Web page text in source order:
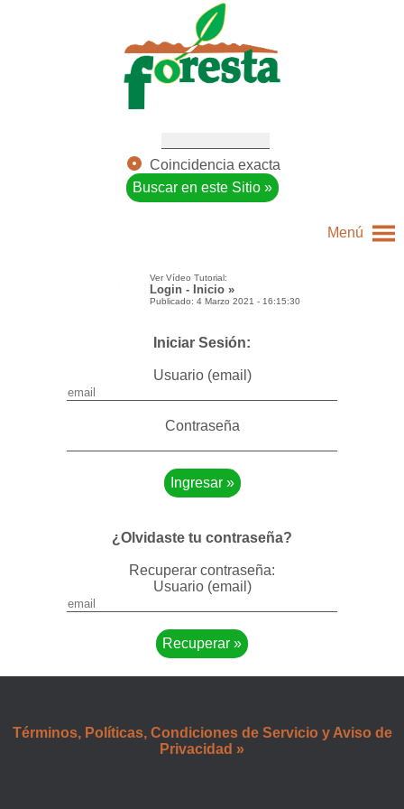
Coincidencia exacta
Menú
Ver Vídeo Tutorial:
Login - Inicio »
Publicado: 4 Marzo 2021 - 16:15:30
Iniciar Sesión:
Usuario (email)
Contraseña
¿Olvidaste tu contraseña?
Recuperar contraseña:
Usuario (email)
Términos, Políticas, Condiciones de Servicio y Aviso de
Privacidad »